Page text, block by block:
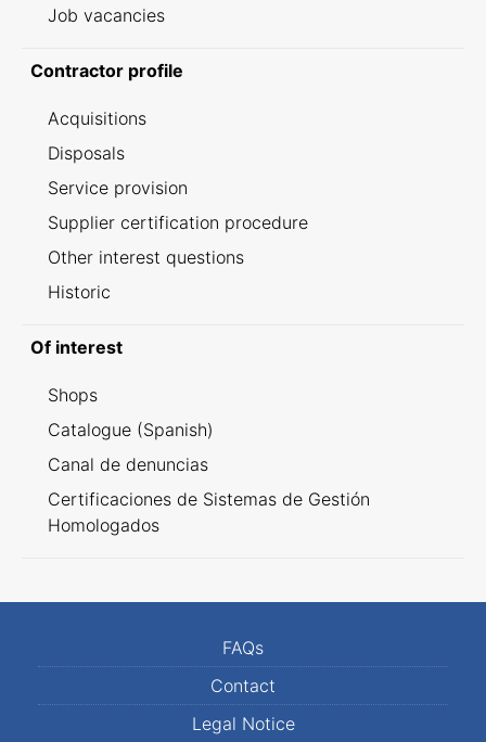
Job vacancies
Contractor profile
Acquisitions
Disposals
Service provision
Supplier certification procedure
Other interest questions
Historic
Of interest
Shops
Catalogue (Spanish)
Canal de denuncias
Certificaciones de Sistemas de Gestión
Homologados
FAQs
Contact
Legal Notice